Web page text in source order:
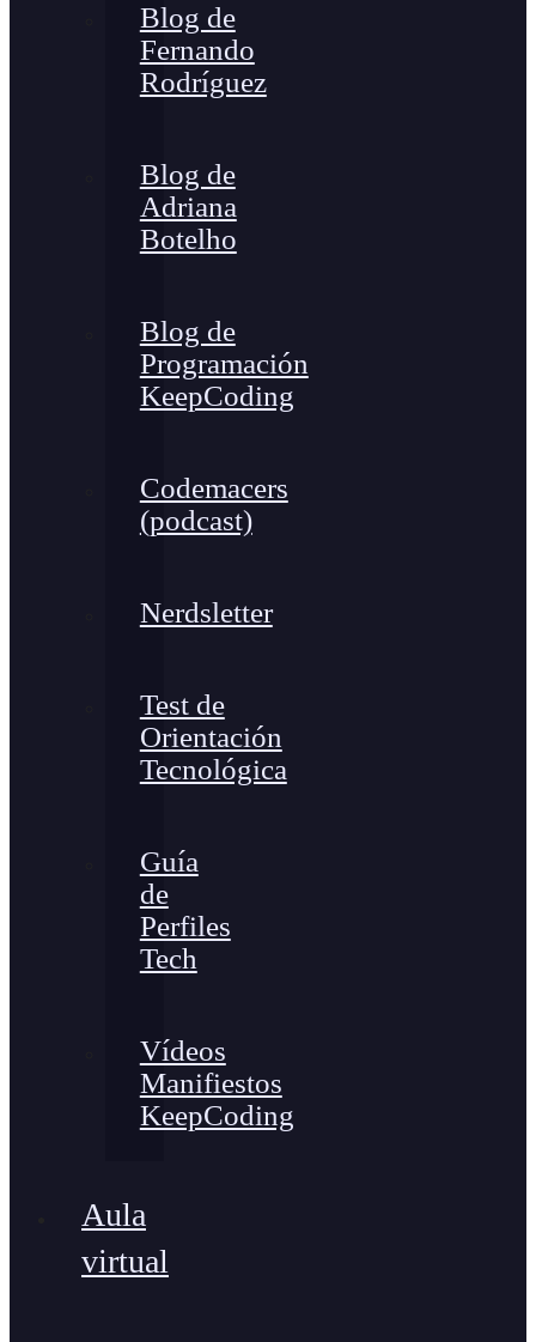
Blog de
Fernando
Rodríguez
Blog de
Adriana
Botelho
Blog de
Programación
KeepCoding
Codemacers
(podcast)
Nerdsletter
Test de
Orientación
Tecnológica
Guía
de
Perfiles
Tech
Vídeos
Manifiestos
KeepCoding
Aula
virtual